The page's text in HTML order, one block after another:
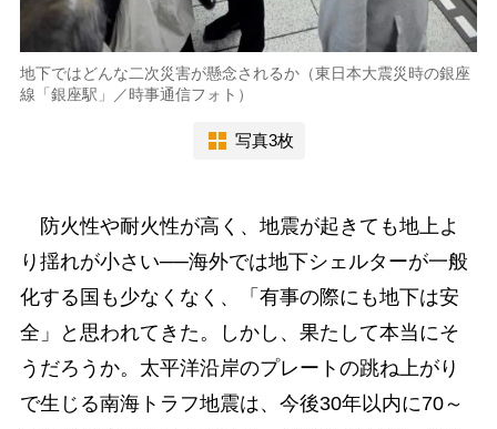
地下ではどんな二次災害が懸念されるか（東日本大震災時の銀座
線「銀座駅」／時事通信フォト）
写真3枚
防火性や耐火性が高く、地震が起きても地上よ
り揺れが小さい──海外では地下シェルターが一般
化する国も少なくなく、「有事の際にも地下は安
全」と思われてきた。しかし、果たして本当にそ
うだろうか。太平洋沿岸のプレートの跳ね上がり
で生じる南海トラフ地震は、今後30年以内に70～